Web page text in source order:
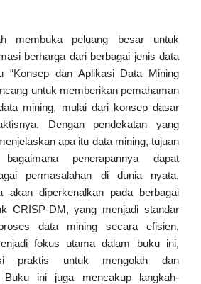
membuka peluang besar untuk
berharga dari berbagai jenis data
“Konsep dan Aplikasi Data Mining
untuk memberikan pemahaman
mining, mulai dari konsep dasar
Dengan pendekatan yang
apa itu data mining, tujuan
penerapannya dapat
permasalahan di dunia nyata.
akan diperkenalkan pada berbagai
CRISP-DM, yang menjadi standar
data mining secara efisien.
fokus utama dalam buku ini,
praktis untuk mengolah dan
Buku ini juga mencakup langkah-